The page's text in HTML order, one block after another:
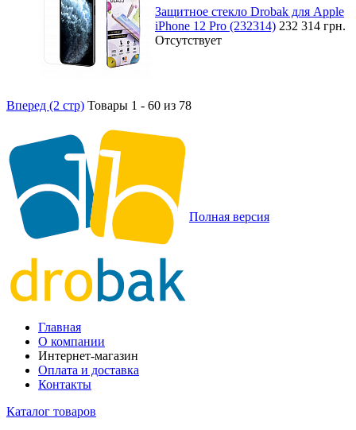
Защитное стекло Drobak для Apple
iPhone 12 Pro (232314) 232 314 грн.
Отсутствует
Вперед (2 стр) Товары 1 - 60 из 78
Полная версия
Главная
О компании
Интернет-магазин
Оплата и доставка
Контакты
Каталог товаров